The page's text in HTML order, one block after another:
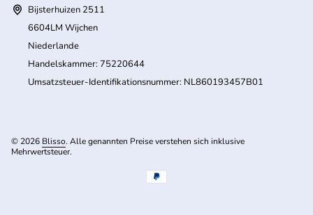
Bijsterhuizen 2511
6604LM Wijchen
Niederlande
Handelskammer: 75220644
Umsatzsteuer-Identifikationsnummer: NL860193457B01
© 2026 Blisso. Alle genannten Preise verstehen sich inklusive
Mehrwertsteuer.
(Link öffnet in neuem Tab/Fenster)Zahlungsmöglichkeiten